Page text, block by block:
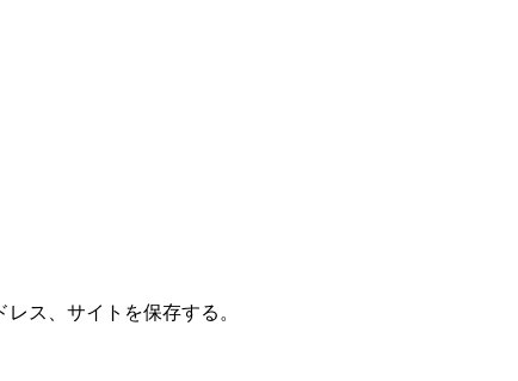
ス、サイトを保存する。